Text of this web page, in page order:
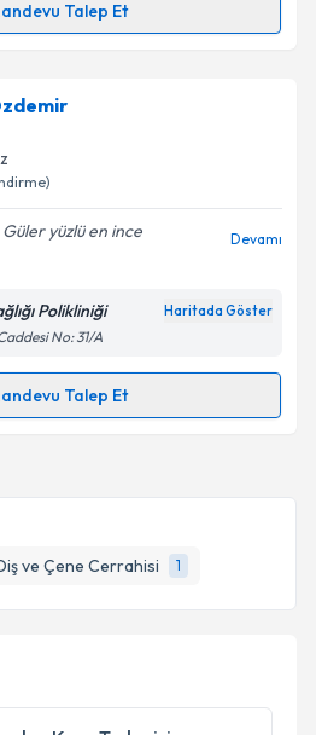
ve Çene Cerrahisi 1
Talep Et
e-posta ile bilgilendireceğiz.
kabul ediyorum.
Talebini Gönder
yüzlü en ince
Devamı
Polikliniği Haritada Göster
No: 31/A
Talep Et
Talebi
e-posta ile bilgilendireceğiz.
işlenmesine ilişkinAydınlatma
ve kişisel verilerimin belirtilen